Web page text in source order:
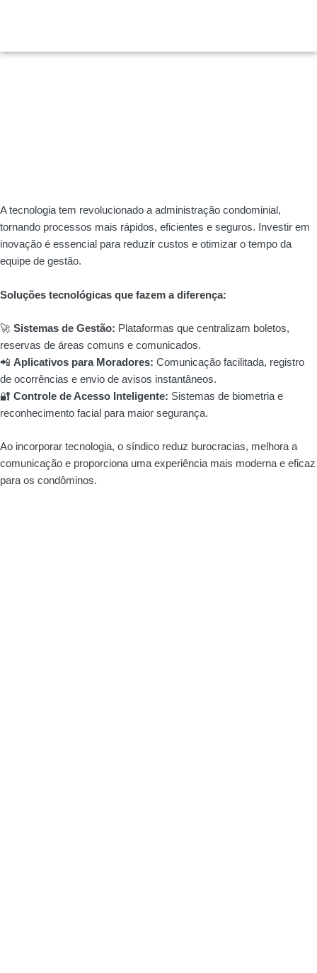
conteúdo
A tecnologia tem revolucionado a administração condominial,
tornando processos mais rápidos, eficientes e seguros. Investir em
inovação é essencial para reduzir custos e otimizar o tempo da
equipe de gestão.
Soluções tecnológicas que fazem a diferença:
🚀 Sistemas de Gestão: Plataformas que centralizam boletos,
reservas de áreas comuns e comunicados.
📲 Aplicativos para Moradores: Comunicação facilitada, registro
de ocorrências e envio de avisos instantâneos.
🔐 Controle de Acesso Inteligente: Sistemas de biometria e
reconhecimento facial para maior segurança.
Ao incorporar tecnologia, o síndico reduz burocracias, melhora a
comunicação e proporciona uma experiência mais moderna e eficaz
para os condôminos.